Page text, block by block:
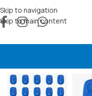
Skip to navigation
Skip to main content